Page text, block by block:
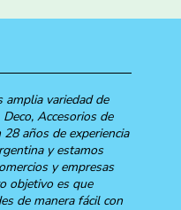
amplia variedad de
Accesorios de
años de experiencia
y estamos
y empresas
objetivo es que
de manera fácil con